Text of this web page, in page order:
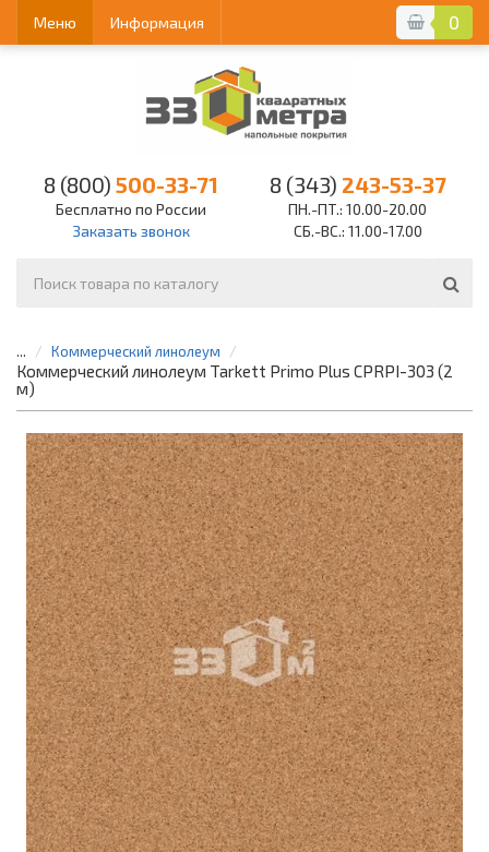
0
Меню Информация
8 (800) 500-33-71
Бесплатно по России
Заказать звонок
8 (343) 243-53-37
ПН.-ПТ.: 10.00-20.00
СБ.-ВС.: 11.00-17.00
... Коммерческий линолеум
Коммерческий линолеум Tarkett Primo Plus CPRPI-303 (2
м)